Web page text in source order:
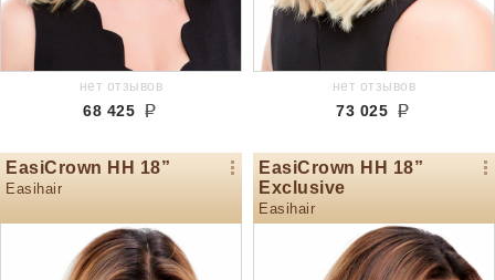
нет отзывов
68 425
нет отзывов
73 025
EasiCrown HH 18”
Easihair
EasiCrown HH 18”
Exclusive
Easihair